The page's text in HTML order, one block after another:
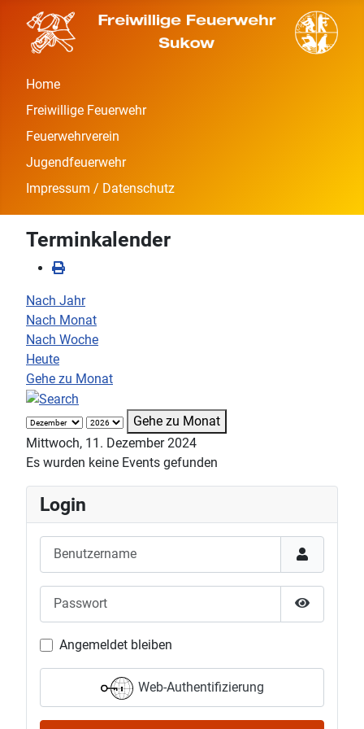
Home
Freiwillige Feuerwehr
Feuerwehrverein
Jugendfeuerwehr
Impressum / Datenschutz
Terminkalender
Nach Jahr
Nach Monat
Nach Woche
Heute
Gehe zu Monat
Gehe zu Monat
Mittwoch, 11. Dezember 2024
Es wurden keine Events gefunden
Login
Passwort
Passwort
Angemeldet bleiben
Web-Authentifizierung